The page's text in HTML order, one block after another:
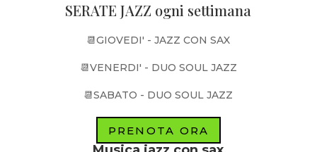
SERATE JAZZ ogni settimana
📆GIOVEDI' - JAZZ CON SAX
📆VENERDI' - DUO SOUL JAZZ
📆SABATO - DUO SOUL JAZZ
PRENOTA ORA